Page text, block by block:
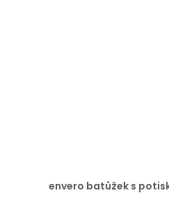
envero batůžek s